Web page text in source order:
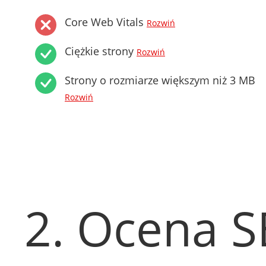
Core Web Vitals Rozwiń
Ciężkie strony Rozwiń
Strony o rozmiarze większym niż 3 MB
Rozwiń
2. Ocena